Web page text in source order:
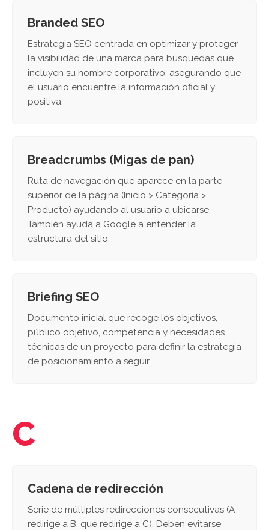
Branded SEO
Estrategia SEO centrada en optimizar y proteger
la visibilidad de una marca para búsquedas que
incluyen su nombre corporativo, asegurando que
el usuario encuentre la información oficial y
positiva.
Breadcrumbs (Migas de pan)
Ruta de navegación que aparece en la parte
superior de la página (Inicio > Categoría >
Producto) ayudando al usuario a ubicarse.
También ayuda a Google a entender la
estructura del sitio.
Briefing SEO
Documento inicial que recoge los objetivos,
público objetivo, competencia y necesidades
técnicas de un proyecto para definir la estrategia
de posicionamiento a seguir.
C
Cadena de redirección
Serie de múltiples redirecciones consecutivas (A
redirige a B, que redirige a C). Deben evitarse